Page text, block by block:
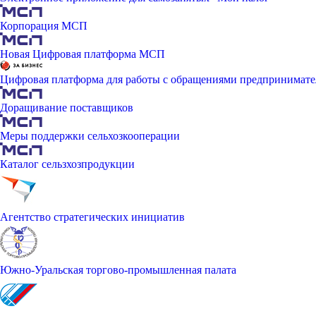
Корпорация МСП
Новая Цифровая платформа МСП
Цифровая платформа для работы с обращениями
Доращивание поставщиков
Меры поддержки сельхозкооперации
Каталог сельзхозпродукции
Агентство стратегических инициатив
Южно-Уральская торгово-промышленная палата